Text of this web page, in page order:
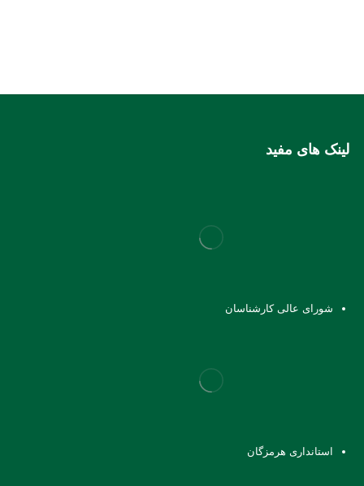
لینک های مفید
شورای عالی کارشناسان
استانداری هرمزگان